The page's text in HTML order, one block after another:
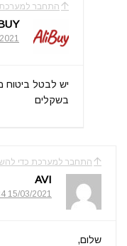
התחבר למערכת
16:16
יש לבטל ביטוח
בשקלים
התחבר למערכת כדי
AVI
15/03/2021 at 9:34
שלום,